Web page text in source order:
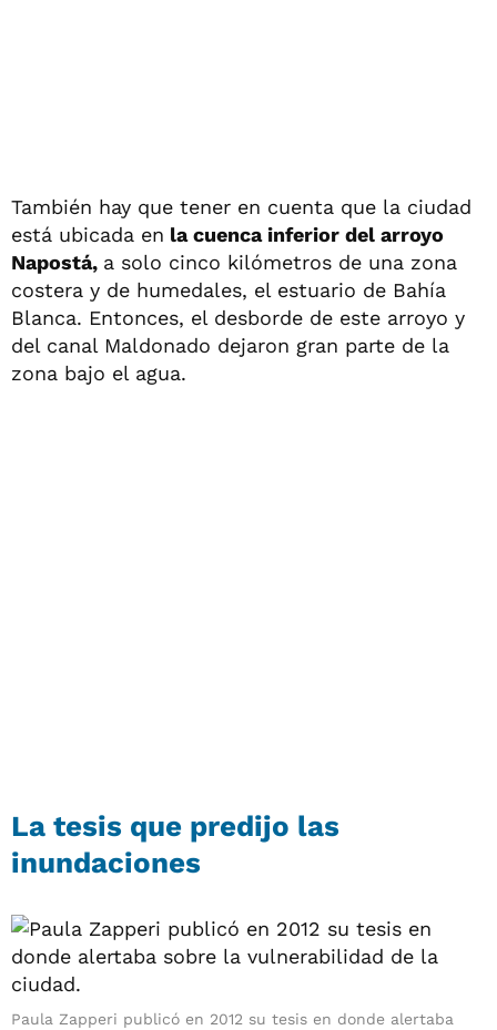
También hay que tener en cuenta que la ciudad
está ubicada en la cuenca inferior del arroyo
Napostá, a solo cinco kilómetros de una zona
costera y de humedales, el estuario de Bahía
Blanca. Entonces, el desborde de este arroyo y
del canal Maldonado dejaron gran parte de la
zona bajo el agua.
La tesis que predijo las
inundaciones
Paula Zapperi publicó en 2012 su tesis en donde alertaba